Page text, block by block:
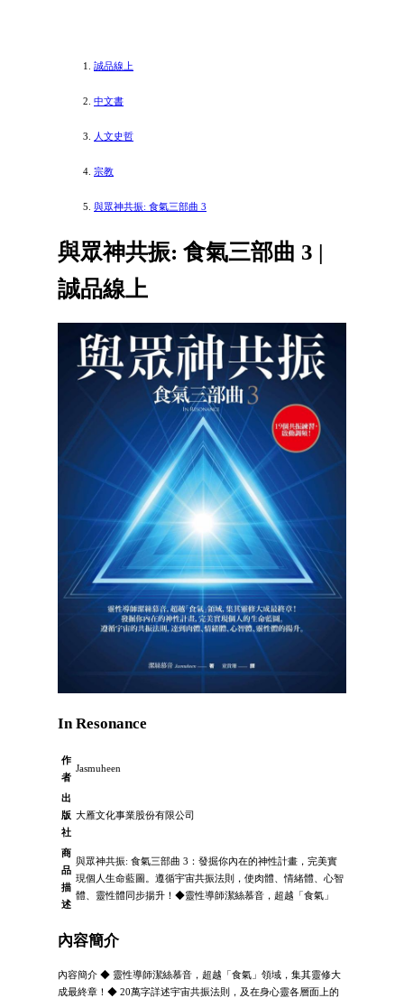
誠品線上
中文書
人文史哲
宗教
與眾神共振: 食氣三部曲 3
與眾神共振: 食氣三部曲 3 |
誠品線上
In Resonance
作
者
Jasmuheen
出
版
社
大雁文化事業股份有限公司
商
品
描
述
與眾神共振: 食氣三部曲 3：發掘你內在的神性計畫，完美實
現個人生命藍圖。遵循宇宙共振法則，使肉體、情緒體、心智
體、靈性體同步揚升！◆靈性導師潔絲慕音，超越「食氣」
內容簡介
內容簡介 ◆ 靈性導師潔絲慕音，超越「食氣」領域，集其靈修大
成最終章！◆ 20萬字詳述宇宙共振法則，及在身心靈各層面上的